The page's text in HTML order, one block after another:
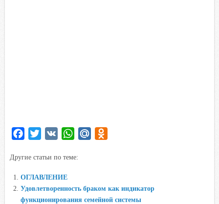
c
b
o
i
e
W
a
A
R
l
Другие статьи по теме:
ОГЛАВЛЕНИЕ
Удовлетворенность браком как индикатор
функционирования семейной системы